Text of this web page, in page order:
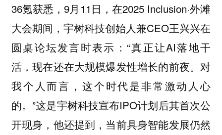
36氪获悉，9月11日，在2025 Inclusion·外滩
大会期间，宇树科技创始人兼CEO王兴兴在
圆桌论坛发言时表示：“真正让AI落地干
活，现在还在大规模爆发性增长的前夜。对
我个人而言，这个时代是非常激动人心
的。”这是宇树科技宣布IPO计划后其首次公
开现身，他还提到，当前具身智能发展仍然